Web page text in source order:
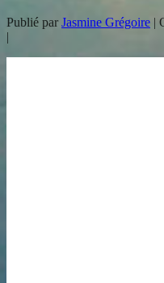
Publié parJasmine Grégoire |
|